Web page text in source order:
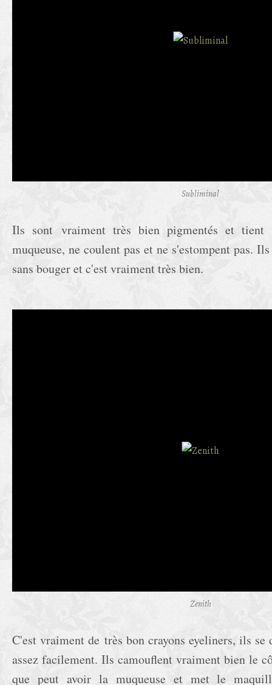
Subliminal
Ils sont vraiment très bien pigmentés et tient
muqueuse, ne coulent pas et ne s'estompent pas.
sans bouger et c'est vraiment très bien.
Zenith
C'est vraiment de très bon crayons eyeliners, ils se
assez facilement. Ils camouflent vraiment bien le
que peut avoir la muqueuse et met le